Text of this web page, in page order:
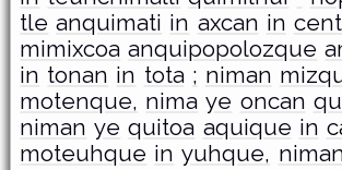
tle anquimati in axcan in
mimixcoa anquipopolozque
in tonan in tota ; niman
motenque, nima ye oncan
niman ye quitoa aquique in
moteuhque in yuhque,